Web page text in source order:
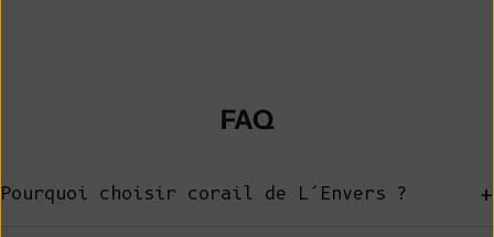
FAQ
Pourquoi choisir corail de L’Envers ? +